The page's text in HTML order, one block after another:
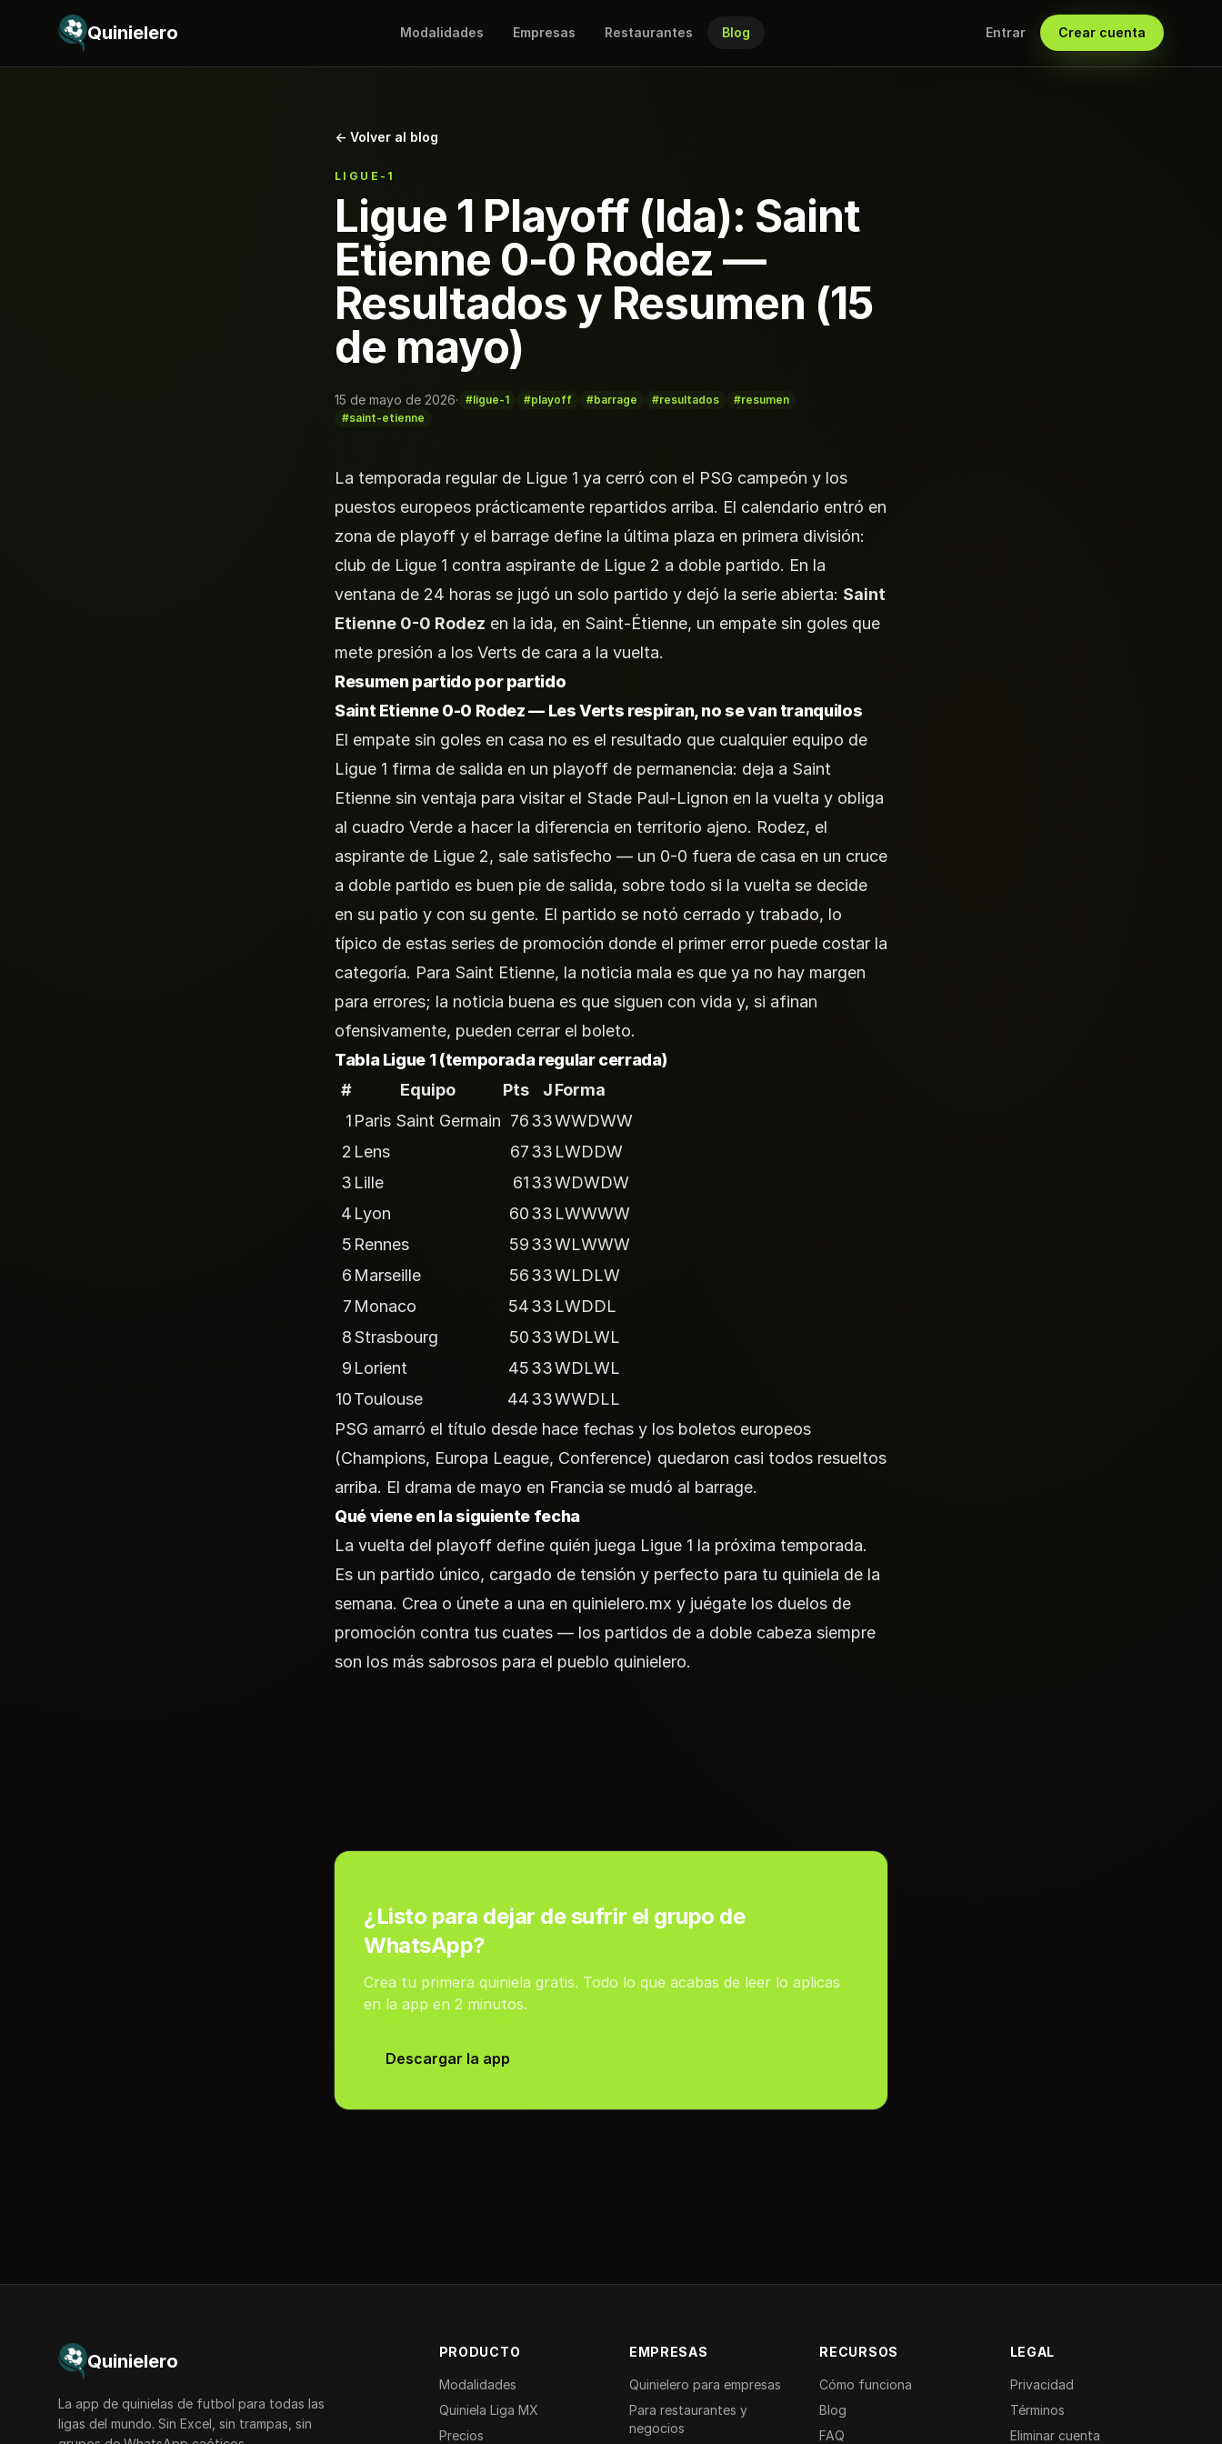
Saltar al contenido
Quinielero Modalidades Empresas Restaurantes Blog Entrar Crear cuenta
← Volver al blog
LIGUE-1
Ligue 1 Playoff (Ida): Saint
Etienne 0-0 Rodez —
Resultados y Resumen (15
de mayo)
15 de mayo de 2026· #ligue-1 #playoff #barrage #resultados
#resumen
#saint-etienne
La temporada regular de Ligue 1 ya cerró con el PSG campeón y los
puestos europeos prácticamente repartidos arriba. El calendario entró en
zona de playoff y el barrage define la última plaza en primera división:
club de Ligue 1 contra aspirante de Ligue 2 a doble partido. En la
ventana de 24 horas se jugó un solo partido y dejó la serie abierta: Saint
Etienne 0-0 Rodez en la ida, en Saint-Étienne, un empate sin goles que
mete presión a los Verts de cara a la vuelta.
Resumen partido por partido
Saint Etienne 0-0 Rodez — Les Verts respiran, no se van tranquilos
El empate sin goles en casa no es el resultado que cualquier equipo de
Ligue 1 firma de salida en un playoff de permanencia: deja a Saint
Etienne sin ventaja para visitar el Stade Paul-Lignon en la vuelta y obliga
al cuadro Verde a hacer la diferencia en territorio ajeno. Rodez, el
aspirante de Ligue 2, sale satisfecho — un 0-0 fuera de casa en un cruce
a doble partido es buen pie de salida, sobre todo si la vuelta se decide
en su patio y con su gente. El partido se notó cerrado y trabado, lo
típico de estas series de promoción donde el primer error puede costar la
categoría. Para Saint Etienne, la noticia mala es que ya no hay margen
para errores; la noticia buena es que siguen con vida y, si afinan
ofensivamente, pueden cerrar el boleto.
Tabla Ligue 1 (temporada regular cerrada)
#
Equipo Pts JForma
1 Paris Saint Germain 7633WWDWW
2 Lens 6733 LWDDW
3 Lille 6133WDWDW
4 Lyon 6033 LWWWW
5 Rennes 5933WLWWW
6 Marseille 5633WLDLW
7 Monaco 5433 LWDDL
8Strasbourg 5033WDLWL
9 Lorient 4533WDLWL
10Toulouse 4433WWDLL
PSG amarró el título desde hace fechas y los boletos europeos
(Champions, Europa League, Conference) quedaron casi todos resueltos
arriba. El drama de mayo en Francia se mudó al barrage.
Qué viene en la siguiente fecha
La vuelta del playoff define quién juega Ligue 1 la próxima temporada.
Es un partido único, cargado de tensión y perfecto para tu quiniela de la
semana. Crea o únete a una en quinielero.mx y juégate los duelos de
promoción contra tus cuates — los partidos de a doble cabeza siempre
son los más sabrosos para el pueblo quinielero.
¿Listo para dejar de sufrir el grupo de
WhatsApp?
Crea tu primera quiniela gratis. Todo lo que acabas de leer lo aplicas
en la app en 2 minutos.
Descargar la app
Quinielero
La app de quinielas de futbol para todas las
ligas del mundo. Sin Excel, sin trampas, sin
PRODUCTO
Modalidades
Quiniela Liga MX
Precios
EMPRESAS
Quinielero para empresas
Para restaurantes y
negocios
RECURSOS
Cómo funciona
Blog
FAQ
LEGAL
Privacidad
Términos
Eliminar cuenta